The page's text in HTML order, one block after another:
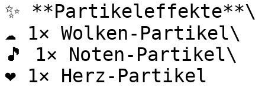
✨ **Partikeleffekte**\
☁️ 1× Wolken-Partikel\
🎵 1× Noten-Partikel\
❤️ 1× Herz-Partikel